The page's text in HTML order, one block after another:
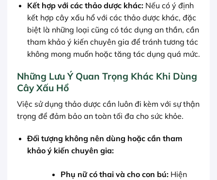
Kết hợp với các thảo dược khác:Nếu có ý định
kết hợp cây xấu hổ với các thảo dược khác, đặc
biệt là những loại cũng có tác dụng an thần, cần
tham khảo ý kiến chuyên gia để tránh tương tác
không mong muốn hoặc tăng tác dụng quá mức.
Những Lưu Ý Quan Trọng Khác Khi Dùng
Cây Xấu Hổ
Việc sử dụng thảo dược cần luôn đi kèm với sự thận
trọng để đảm bảo an toàn tối đa cho sức khỏe.
Đối tượng không nên dùng hoặc cần tham
khảo ý kiến chuyên gia:
Phụ nữ có thai và cho con bú:Hiện